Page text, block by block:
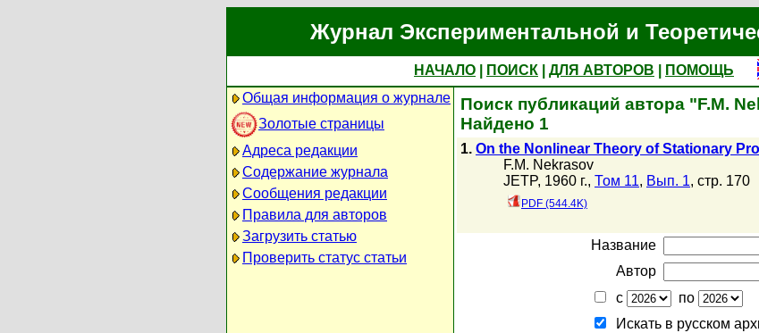
Журнал Экспериментальной и
НАЧАЛО ПОИСК ДЛЯ АВТОРОВ
ПОМОЩЬ
Общая информация о журнале
Золотые страницы
Адреса редакции
Содержание журнала
Сообщения редакции
Правила для авторов
Загрузить статью
Проверить статус статьи
Поиск публикаций автора "F.M.
Найдено 1
1. On the Nonlinear Theory of Stationary
F.M. Nekrasov
JETP, 1960 г., Том 11, Вып. 1, стр. 170
PDF (544.4K)
Название
Автор
с
по
Искать в русском